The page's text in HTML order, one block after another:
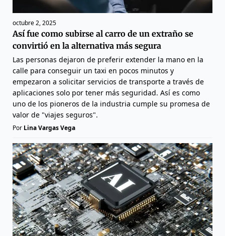
octubre 2, 2025
Así fue como subirse al carro de un extraño se
convirtió en la alternativa más segura
Las personas dejaron de preferir extender la mano en la
calle para conseguir un taxi en pocos minutos y
empezaron a solicitar servicios de transporte a través de
aplicaciones solo por tener más seguridad. Así es como
uno de los pioneros de la industria cumple su promesa de
valor de "viajes seguros".
Por Lina Vargas Vega